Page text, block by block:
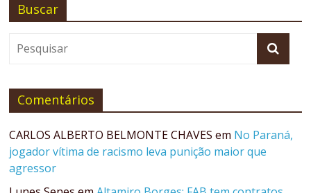
Buscar
Comentários
CARLOS ALBERTO BELMONTE CHAVES em No Paraná,
jogador vítima de racismo leva punição maior que
agressor